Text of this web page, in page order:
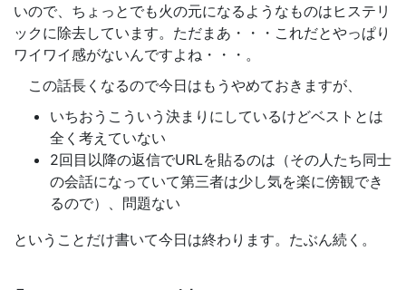
いので、ちょっとでも火の元になるようなものはヒステリ
ックに除去しています。ただまあ・・・これだとやっぱり
ワイワイ感がないんですよね・・・。
この話長くなるので今日はもうやめておきますが、
いちおうこういう決まりにしているけどベストとは
全く考えていない
2回目以降の返信でURLを貼るのは（その人たち同士
の会話になっていて第三者は少し気を楽に傍観でき
るので）、問題ない
ということだけ書いて今日は終わります。たぶん続く。